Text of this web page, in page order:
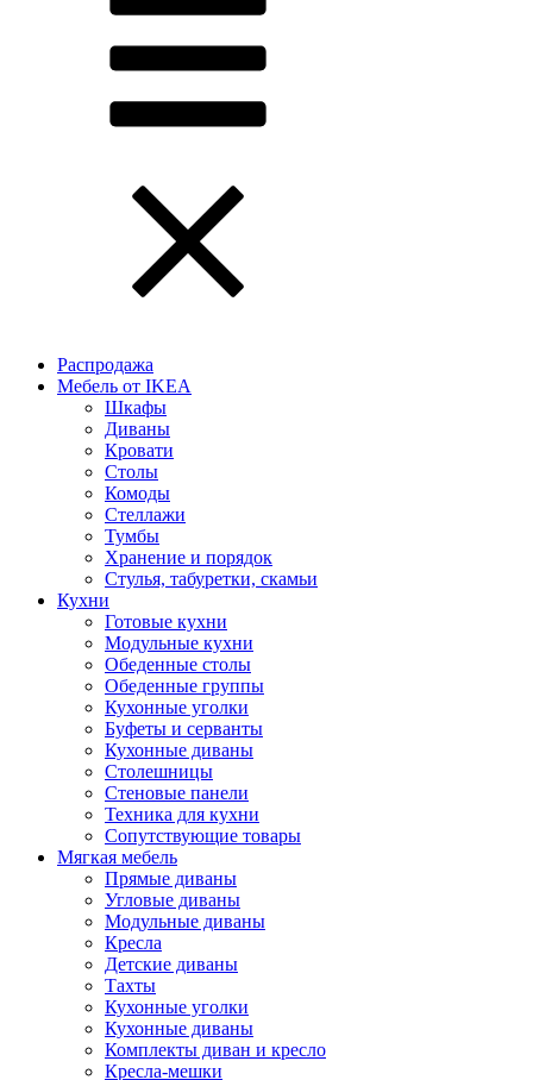
Распродажа
Мебель от IKEA
Шкафы
Диваны
Кровати
Столы
Комоды
Стеллажи
Тумбы
Хранение и порядок
Стулья, табуретки, скамьи
Кухни
Готовые кухни
Модульные кухни
Обеденные столы
Обеденные группы
Кухонные уголки
Буфеты и серванты
Кухонные диваны
Столешницы
Стеновые панели
Техника для кухни
Сопутствующие товары
Мягкая мебель
Прямые диваны
Угловые диваны
Модульные диваны
Кресла
Детские диваны
Тахты
Кухонные уголки
Кухонные диваны
Комплекты диван и кресло
Кресла-мешки